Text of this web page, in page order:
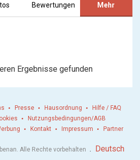
Bewertungen Mehr
Ergebnisse gefunden
Presse Hausordnung
Hilfe / FAQ
Nutzungsbedingungen/AGB
Kontakt Impressum Partner
Alle Rechte vorbehalten . Deutsch